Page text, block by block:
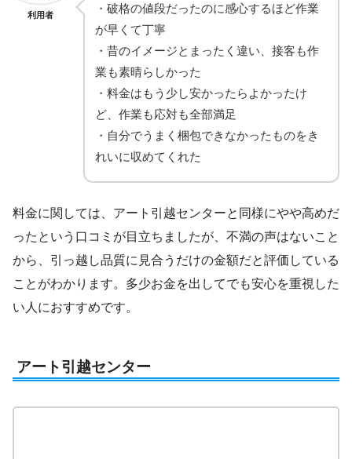
利用者
・破格の値段だったのに感心するほど作業
が早くて丁寧
・昔のイメージとまったく違い、接客も作
業も素晴らしかった
・料金はもう少し安かったらよかったけ
ど、作業も応対も全部満足
・自分でうまく梱包できなかったものをき
れいに収めてくれた
料金に関しては、アート引越センターと同様にやや高めだ
ったという口コミが目立ちましたが、不満の声はないこと
から、引っ越し品質に見合うだけの金額だと評価している
ことがわかります。多少お金を出してでも安心を重視した
い人におすすめです。
アート引越センター